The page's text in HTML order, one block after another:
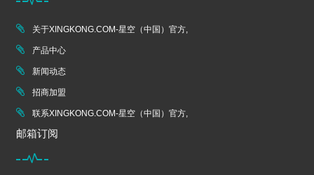
关于XINGKONG.COM-星空（中国）官方,
产品中心
新闻动态
招商加盟
联系XINGKONG.COM-星空（中国）官方,
邮箱订阅